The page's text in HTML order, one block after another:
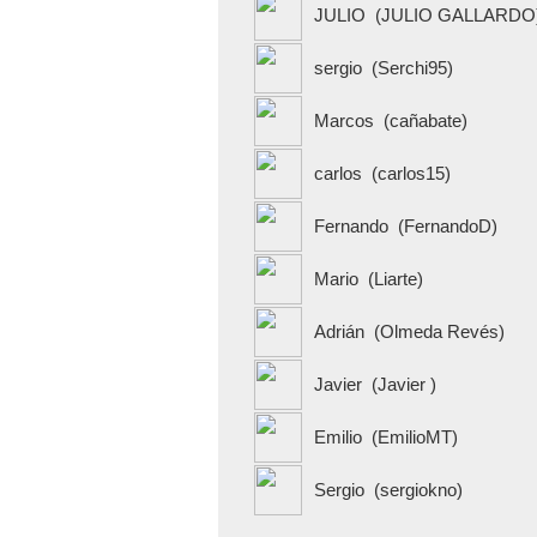
JULIO (JULIO
sergio (Serchi95)
Marcos (cañabate)
carlos (carlos15)
Fernando (FernandoD)
Mario (Liarte)
Adrián (Olmeda Revés)
Javier (Javier )
Emilio (EmilioMT)
Sergio (sergiokno)